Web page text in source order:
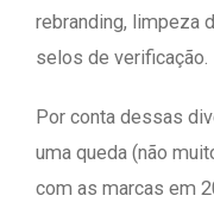
rebranding, limpeza
selos de verificação.
Por conta dessas
uma queda (não
com as marcas em